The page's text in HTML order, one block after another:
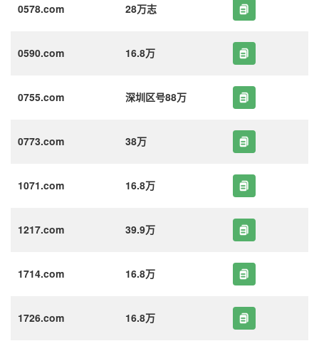
0578.com 28万志
0590.com 16.8万
0755.com 深圳区号88万
0773.com 38万
1071.com 16.8万
1217.com 39.9万
1714.com 16.8万
1726.com 16.8万